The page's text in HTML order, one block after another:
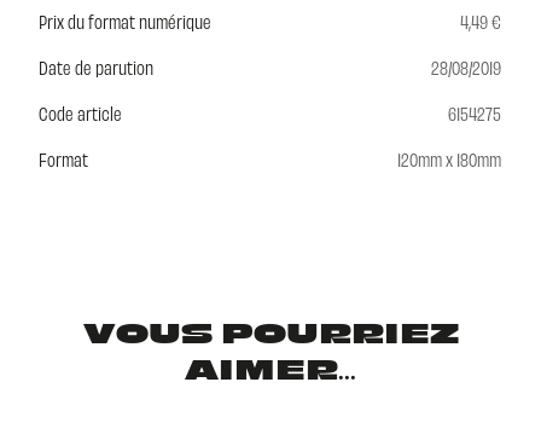
Prix du format numérique
4,49 €
Date de parution
28/08/2019
Code article
6154275
Format
120mm x 180mm
VOUS POURRIEZ
AIMER...